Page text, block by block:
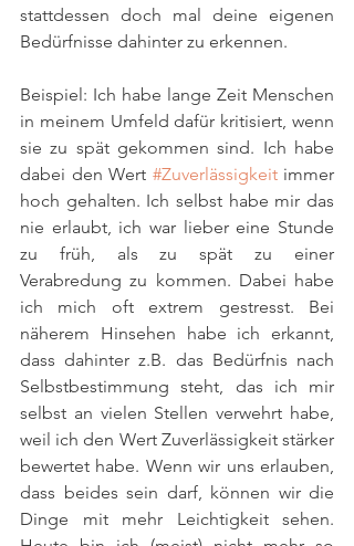
stattdessen doch mal deine eigenen
Bedürfnisse dahinter zu erkennen.
Beispiel: Ich habe lange Zeit Menschen
in meinem Umfeld dafür kritisiert, wenn
sie zu spät gekommen sind. Ich habe
dabei den Wert #Zuverlässigkeit immer
hoch gehalten. Ich selbst habe mir das
nie erlaubt, ich war lieber eine Stunde
zu früh, als zu spät zu einer
Verabredung zu kommen. Dabei habe
ich mich oft extrem gestresst. Bei
näherem Hinsehen habe ich erkannt,
dass dahinter z.B. das Bedürfnis nach
Selbstbestimmung steht, das ich mir
selbst an vielen Stellen verwehrt habe,
weil ich den Wert Zuverlässigkeit stärker
bewertet habe. Wenn wir uns erlauben,
dass beides sein darf, können wir die
Dinge mit mehr Leichtigkeit sehen.